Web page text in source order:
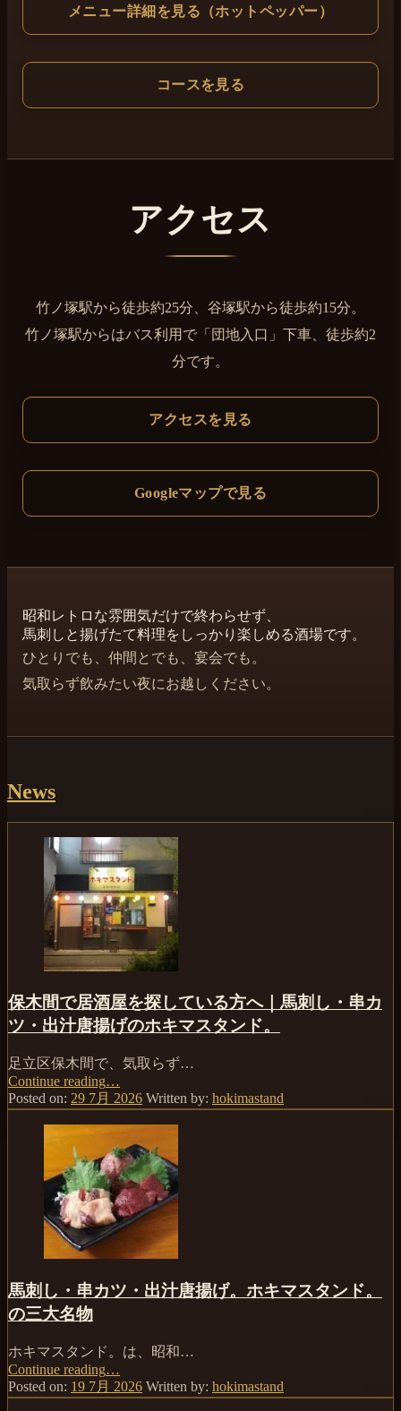
メニュー詳細を見る（ホットペッパー）
コースを見る
アクセス
竹ノ塚駅から徒歩約25分、谷塚駅から徒歩約15分。
竹ノ塚駅からはバス利用で「団地入口」下車、徒歩約2
分です。
アクセスを見る
Googleマップで見る
昭和レトロな雰囲気だけで終わらせず、
馬刺しと揚げたて料理をしっかり楽しめる酒場です。
ひとりでも、仲間とでも、宴会でも。
気取らず飲みたい夜にお越しください。
News
保木間で居酒屋を探している方へ｜馬刺し・串カ
ツ・出汁唐揚げのホキマスタンド。
足立区保木間で、気取らず…
Continue reading“保
木
居
酒
屋
を
探
い
へ
｜
馬
刺
…
Posted on: 29 7月 2026 Written by: hokimastand
馬刺し・串カツ・出汁唐揚げ。ホキマスタンド。
の三大名物
ホキマスタンド。は、昭和…
Continue reading“馬
刺
…
Posted on: 19 7月 2026 Written by: hokimastand